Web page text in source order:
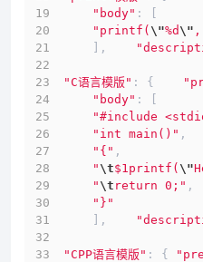
"body" : [
"printf( \"%d \"
    ],
"C语言模版" : {
"body" : [
"#include
"int main()" ,
"{" ,
" \t$1printf( \"
" \t return 0;" ,
"}"
    ],
"CPP语言模版" : {